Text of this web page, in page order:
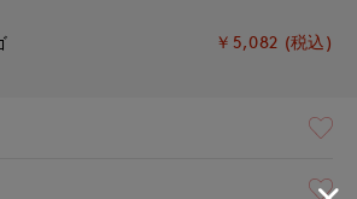
￥5,082 (税込)